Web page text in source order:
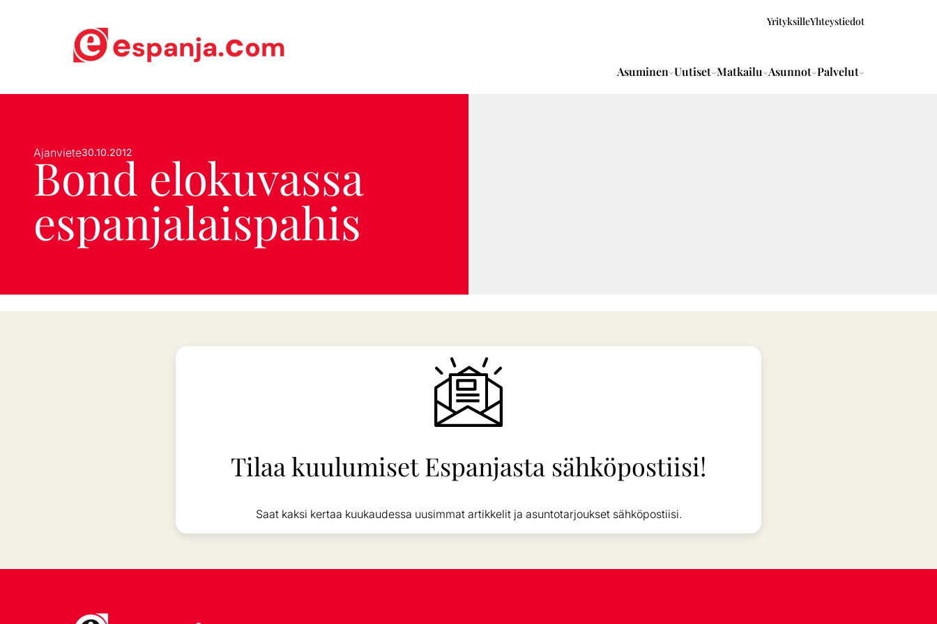
YrityksilleYhteystiedot
Asuminen Uutiset Matkailu Asunnot Palvelut
Ajanviete30.10.2012
Bond elokuvassa
espanjalaispahis
Tilaa kuulumiset Espanjasta sähköpostiisi!
Saat kaksi kertaa kuukaudessa uusimmat artikkelit ja asuntotarjoukset sähköpostiisi.